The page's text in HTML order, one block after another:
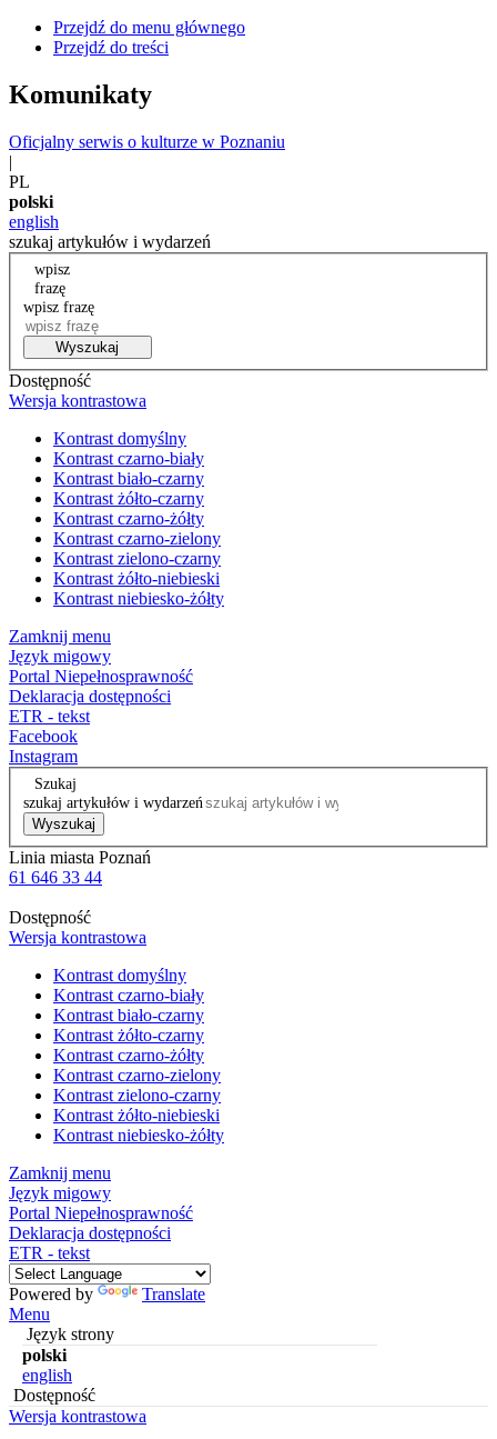
Przejdź do menu głównego
Przejdź do treści
Komunikaty
Oficjalny serwis o kulturze w Poznaniu
|
PL
polski
english
szukaj artykułów i wydarzeń
wpisz
frazę
wpisz frazę
Wyszukaj
Dostępność
Wersja kontrastowa
Kontrast domyślny
Kontrast czarno-biały
Kontrast biało-czarny
Kontrast żółto-czarny
Kontrast czarno-żółty
Kontrast czarno-zielony
Kontrast zielono-czarny
Kontrast żółto-niebieski
Kontrast niebiesko-żółty
Zamknij menu
Język migowy
Portal Niepełnosprawność
Deklaracja dostępności
ETR - tekst
Facebook
Instagram
Szukaj
szukaj artykułów i wydarzeń
Wyszukaj
Linia miasta Poznań
61 646 33 44
Dostępność
Wersja kontrastowa
Kontrast domyślny
Kontrast czarno-biały
Kontrast biało-czarny
Kontrast żółto-czarny
Kontrast czarno-żółty
Kontrast czarno-zielony
Kontrast zielono-czarny
Kontrast żółto-niebieski
Kontrast niebiesko-żółty
Zamknij menu
Język migowy
Portal Niepełnosprawność
Deklaracja dostępności
ETR - tekst
Powered by
Translate
Menu
Język strony
polski
english
Dostępność
Wersja kontrastowa